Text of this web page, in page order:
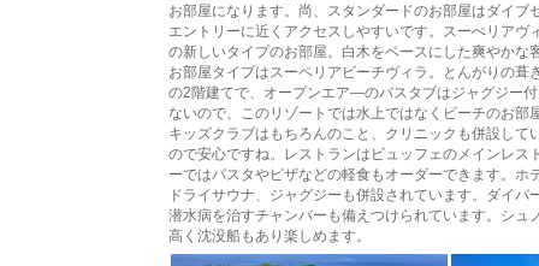
お部屋になります。尚、スタンダードのお部屋はダイ
エントリーに近くアクセスしやすいです。スーぺリア
の新しいタイプのお部屋。白木をベースにした爽やか
お部屋タイプはスーペリアビーチヴィラ。とんがりの
の2階建てで、オープンエア―のバスタブはジャグジー
ないので、このリゾートでは水上ではなくビーチのお
キッズクラブはもちろんのこと、クリニックも併設し
ので安心ですね。レストランはビュッフェのメインレ
ーではパスタやピザなどの軽食もオーダーできます。
ドライサウナ、ジャグジーも併設されています。ダイ
潜水病を治すチャンバーも備えつけられています。シ
高く沈没船もあり楽しめます。